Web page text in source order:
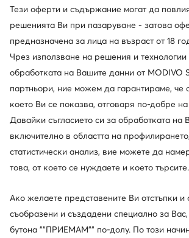
Най-ниска
още 35% Код: SUMMER
Pikolinos
Сандали · Син
още 15%
Marc
Сандали
Тези оферти и съдържание могат да
решенията Ви при пазаруване - затова
предназначена за лица на възраст от 18
Чрез използване на решения и технологии
обработката на Вашите данни от MODIVO
партньори, ние можем да гарантираме, че
което Ви се показва, отговаря по-добре
Давайки съгласието си за обработката на
включително в областта на
статистически анализ, вие можете да
това, от което се нуждаете и което търсите.
Ако желаете представените Ви отстъпки
съобразени и създадени специално за
бутона ""ПРИЕМАМ"" по-долу. По този